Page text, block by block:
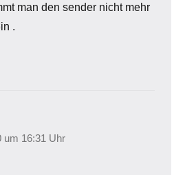
man den sender nicht mehr
.
um 16:31 Uhr